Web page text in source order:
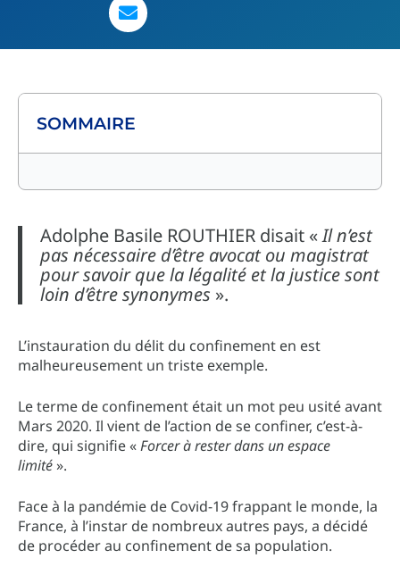
SOMMAIRE
Adolphe Basile ROUTHIER disait «Il n’est
pas nécessaire d’être avocat ou magistrat
pour savoir que la légalité et la justice sont
loin d’être synonymes ».
L’instauration du délit du confinement en est
malheureusement un triste exemple.
Le terme de confinement était un mot peu usité avant
Mars 2020. Il vient de l’action de se confiner, c’est-à-
dire, qui signifie «Forcer à rester dans un espace
limité».
Face à la pandémie de Covid-19 frappant le monde, la
France, à l’instar de nombreux autres pays, a décidé
de procéder au confinement de sa population.